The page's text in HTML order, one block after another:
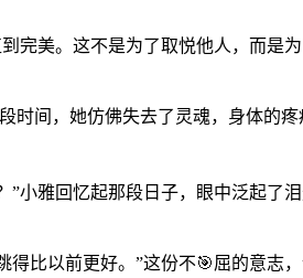
完美。这不是为了取悦他人，而是
间，她仿佛失去了灵魂，身体的
小雅回忆起那段日子，眼中泛起了
比以前更好。”这份不🎯屈的意志